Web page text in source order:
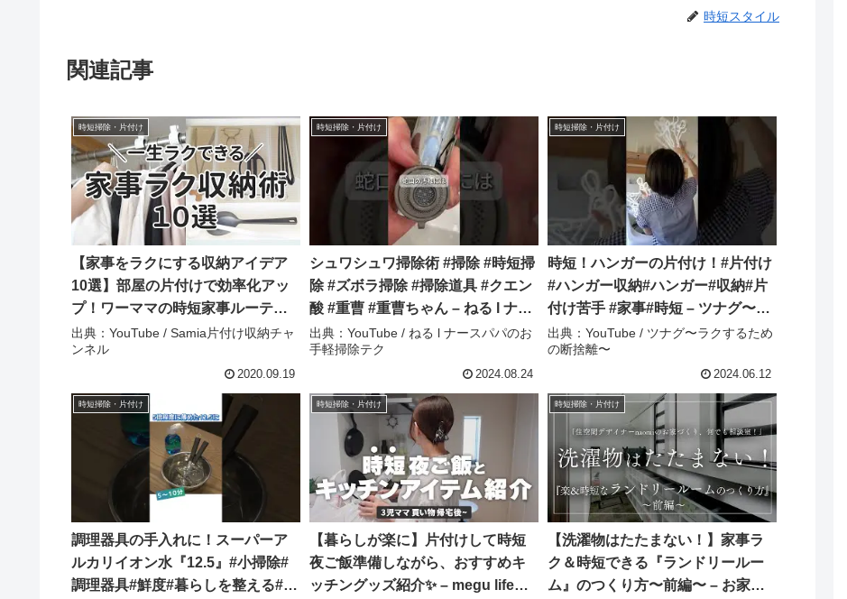
時短スタイル
関連記事
時短掃除・片付け
【家事をラクにする収納アイデア
10選】部屋の片付けで効率化アッ
プ！ワーママの時短家事ルーティ
ーン – Samia片付け収納チャンネ
ル
出典：YouTube / Samia片付け収納チャ
ンネル
2020.09.19
時短掃除・片付け
シュワシュワ掃除術 #掃除 #時短掃
除 #ズボラ掃除 #掃除道具 #クエン
酸 #重曹 #重曹ちゃん – ねる l ナー
スパパのお手軽掃除テク
出典：YouTube / ねる l ナースパパのお
手軽掃除テク
2024.08.24
時短掃除・片付け
時短！ハンガーの片付け！#片付け
#ハンガー収納#ハンガー#収納#片
付け苦手 #家事#時短 – ツナグ〜ラ
クするための断捨離〜
出典：YouTube / ツナグ〜ラクするため
の断捨離〜
2024.06.12
時短掃除・片付け
調理器具の手入れに！スーパーア
ルカリイオン水『12.5』#小掃除#
調理器具#鮮度#暮らしを整える#暮
時短掃除・片付け
【暮らしが楽に】片付けして時短
夜ご飯準備しながら、おすすめキ
ッチングッズ紹介✨ – megu life暮
時短掃除・片付け
【洗濯物はたたまない！】家事ラ
ク＆時短できる『ランドリールー
ム』のつくり方〜前編〜 – お家大